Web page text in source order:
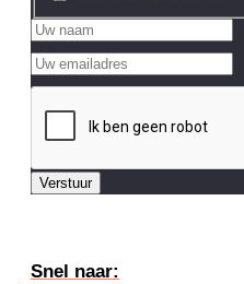
Verstuur
Snel naar: